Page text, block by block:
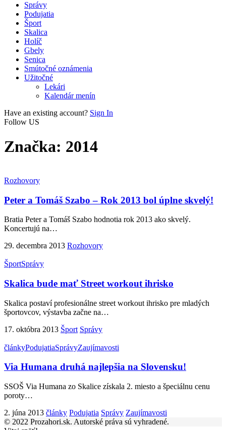
Správy
Podujatia
Šport
Skalica
Holíč
Gbely
Senica
Smútočné oznámenia
Užitočné
Lekári
Kalendár menín
Have an existing account? Sign In
Follow US
Značka: 2014
Rozhovory
Peter a Tomáš Szabo – Rok 2013 bol úplne skvelý!
Bratia Peter a Tomáš Szabo hodnotia rok 2013 ako skvelý.
Koncertujú na…
29. decembra 2013 Rozhovory
ŠportSprávy
Skalica bude mať Street workout ihrisko
Skalica postaví profesionálne street workout ihrisko pre mladých
športovcov, výstavba začne na…
17. októbra 2013 Šport Správy
článkyPodujatiaSprávyZaujímavosti
Via Humana druhá najlepšia na Slovensku!
SSOŠ Via Humana zo Skalice získala 2. miesto a špeciálnu cenu
poroty…
2. júna 2013 články Podujatia Správy Zaujímavosti
© 2022 Prozahori.sk. Autorské práva sú vyhradené.